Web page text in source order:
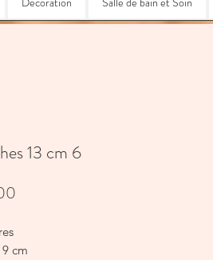
13 cm 6
cm